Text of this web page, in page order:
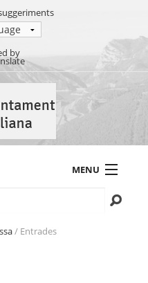
by
MENU
/ Entrades